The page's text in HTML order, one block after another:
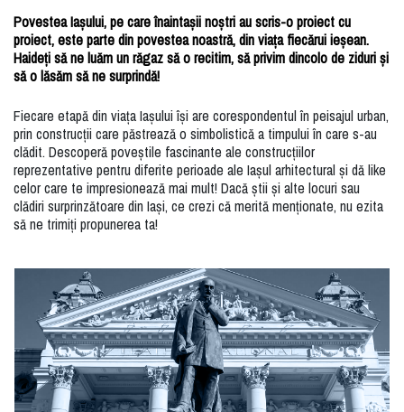
Povestea Iașului, pe care înaintașii noștri au scris-o proiect cu
proiect, este parte din povestea noastră, din viața fiecărui ieșean.
Haideți să ne luăm un răgaz să o recitim, să privim dincolo de ziduri și
să o lăsăm să ne surprindă!
Fiecare etapă din viața Iașului își are corespondentul în peisajul urban,
prin construcții care păstrează o simbolistică a timpului în care s-au
clădit. Descoperă poveștile fascinante ale construcțiilor
reprezentative pentru diferite perioade ale Iașul arhitectural și dă like
celor care te impresionează mai mult! Dacă știi și alte locuri sau
clădiri surprinzătoare din Iași, ce crezi că merită menționate, nu ezita
să ne trimiți propunerea ta!